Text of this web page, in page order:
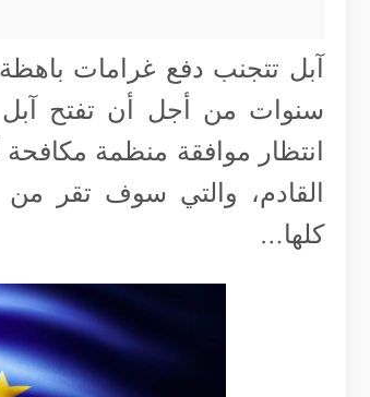
آبل تتجنب دفع غرامات باهظة
سنوات من أجل أن تفتح آبل
انتظار موافقة منظمة مكافحة
القادم، والتي سوف تقر من
كلها…